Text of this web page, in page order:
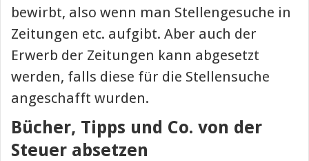
bewirbt, also wenn man Stellengesuche in
Zeitungen etc. aufgibt. Aber auch der
Erwerb der Zeitungen kann abgesetzt
werden, falls diese für die Stellensuche
angeschafft wurden.
Bücher, Tipps und Co. von der
Steuer absetzen